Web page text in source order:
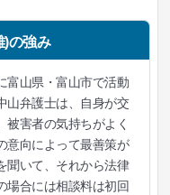
)の強み
富山県・富山市で活動
山弁護士は、自身が交
被害者の気持ちがよく
意向によって最善策が
聞いて、それから法律
場合には相談料は初回